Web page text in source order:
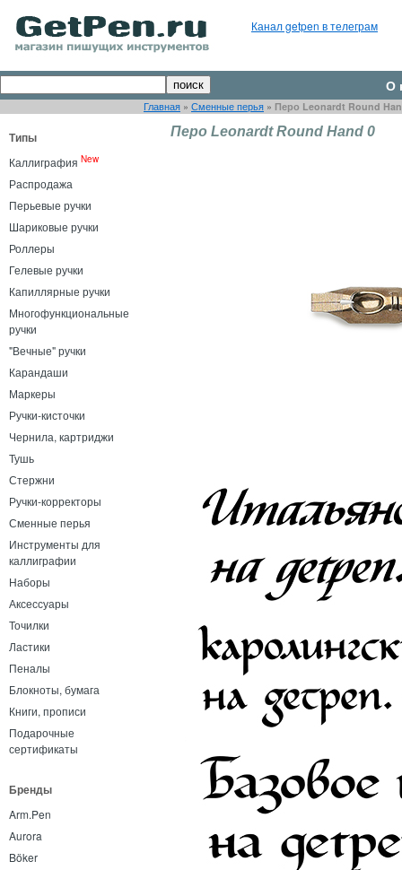
Канал getpen в телеграм
О
Главная » Сменные перья » Перо Leonardt Round
Типы
Каллиграфия New
Распродажа
Перьевые ручки
Шариковые ручки
Роллеры
Гелевые ручки
Капиллярные ручки
Многофункциональные
ручки
"Вечные" ручки
Карандаши
Маркеры
Ручки-кисточки
Чернила, картриджи
Тушь
Стержни
Ручки-корректоры
Сменные перья
Инструменты для
каллиграфии
Наборы
Аксессуары
Точилки
Ластики
Пеналы
Блокноты, бумага
Книги, прописи
Подарочные
сертификаты
Бренды
Arm.Pen
Aurora
Böker
Перо Leonardt Round Hand 0